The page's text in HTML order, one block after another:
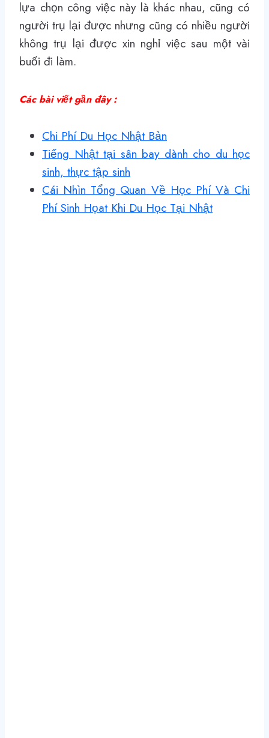
lựa chọn công việc này là khác nhau, cũng có
người trụ lại được nhưng cũng có nhiều người
không trụ lại được xin nghỉ việc sau một vài
buổi đi làm.
Các bài viết gần đây :
Chi Phí Du Học Nhật Bản
Tiếng Nhật tại sân bay dành cho du học
sinh, thực tập sinh
Cái Nhìn Tổng Quan Về Học Phí Và Chi
Phí Sinh Họat Khi Du Học Tại Nhật